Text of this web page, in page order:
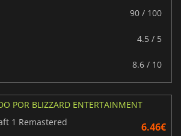
90 / 100
4.5 / 5
8.6 / 10
POR BLIZZARD ENTERTAINMENT
1 Remastered
6.46€